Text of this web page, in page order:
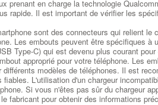
prenant en charge la technologie
rapide. Il est important de vérifier les
sont des connecteurs qui relient
Les embouts peuvent être spécifiques
Type-C) qui est devenu plus courant
approprié pour votre téléphone. Les
modèles de téléphones. Il est
L'utilisation d'un chargeur
Si vous n'êtes pas sûr du chargeur
fabricant pour obtenir des informations